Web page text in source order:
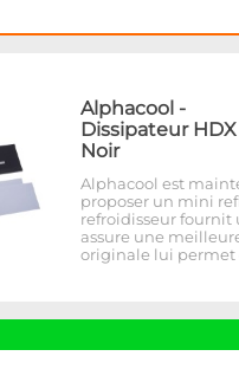
Alphacool -
Dissipateur
Noir
Alphacool est
proposer un mini
refroidisseur fournit
assure une
originale lui permet